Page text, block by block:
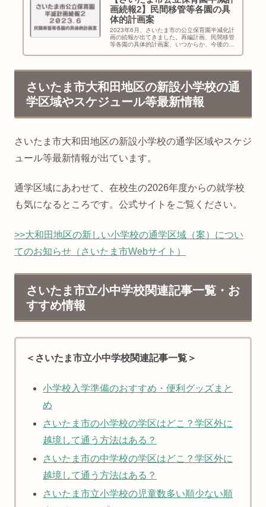
画続報2】民間移管等各園の具
体的計画案
2023年6月、さいたま市の公立保育園半減化計
画の続報が出てきました。再編計画、民間移管
等各園の具体的計画案、いつからか、今後の保
さいたま市大和田地区の新設小学校の通
学区域やスケジュール等最新情報
さいたま市大和田地区の新設小学校の通学区域やスケジ
ュール等最新情報が出ています。
通学区域にあわせて、在校生の2026年度からの就学校
も気になるところです。公式サイトをご覧ください。
>>大和田地区の新しい小学校の通学区域（案）につい
てのお知らせ（さいたま市Webサイト）
さいたま市立小中学校関連記事一覧・お
すすめ情報
＜さいたま市立小中学校関連記事一覧＞
小学校入学準備のおすすめ・便利グッズまと
め
さいたま市の小学校の学区はどこ？学区外に
越境して通う方法はある？
さいたま市の中学校の学区はどこ？学区外に
越境して通う方法はある？
さいたま市立小学校の児童数多い順少ない順